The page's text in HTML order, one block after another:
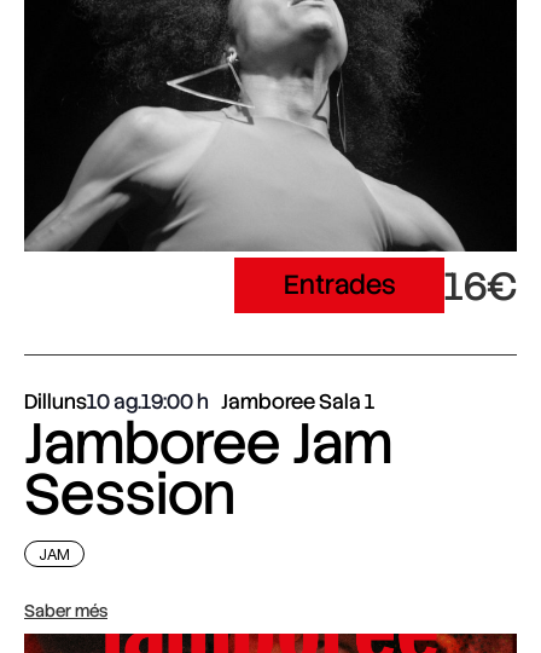
Entrades 16€
Dilluns10 ag.19:00 Jamboree Sala 1
Jamboree Jam
Session
JAM
Saber més